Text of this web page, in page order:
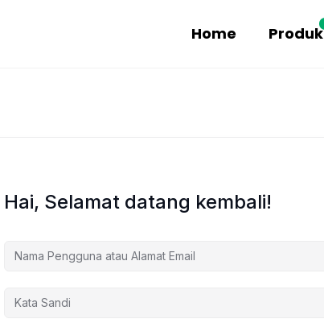
Home Produk
Hai, Selamat datang kembali!